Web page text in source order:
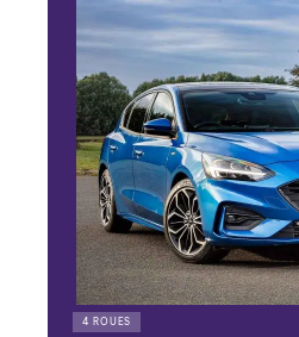
4 ROUES